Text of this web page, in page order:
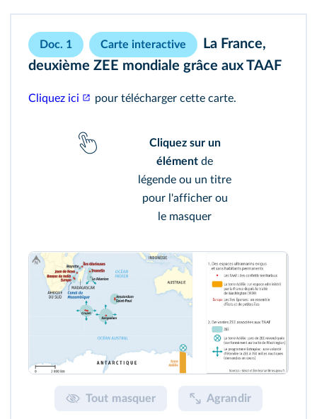
Doc. 1 Carte interactive
La France,
deuxième ZEE mondiale grâce aux TAAF
Cliquez ici pour télécharger cette carte.
Cliquez sur un
élément de
légende ou un titre
pour l'afficher ou
le masquer
Tout masquer Agrandir